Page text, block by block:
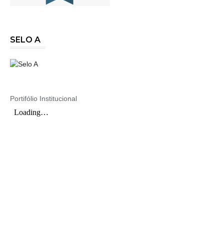
SELO A
Portifólio Institucional